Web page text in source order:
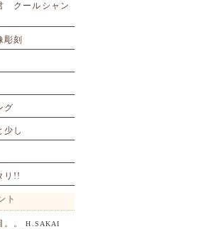
クールシャン
彫刻
グ
少し
リ!!
ト
。 H.SAKAI